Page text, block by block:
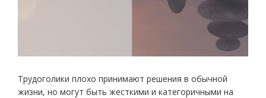
Трудоголики плохо принимают решения в обычной
жизни, но могут быть жесткими и категоричными на